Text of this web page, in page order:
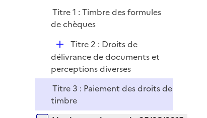
e
r
p
l
i
e
r
Titre 1 : Timbre des formules
de chèques
D
é
p
l
i
e
Titre 2 : Droits de
délivrance de documents et
perceptions diverses
Titre 3 : Paiement des droits de
timbre